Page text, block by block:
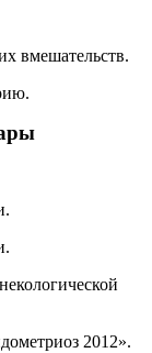
вмешательств.
2012».